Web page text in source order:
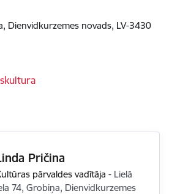
Dienvidkurzemes novads, LV-3430
Pričina
pārvaldes vadītāja - Lielā
74, Grobiņa, Dienvidkurzemes